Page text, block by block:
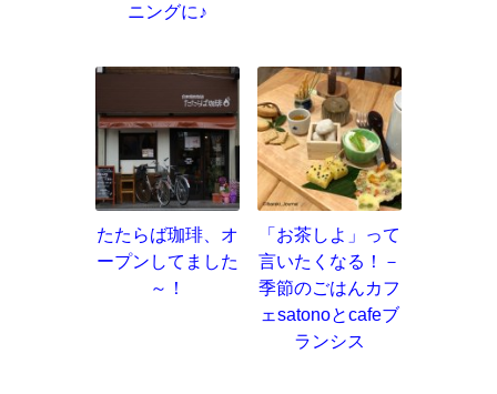
ニングに♪
たたらば珈琲、オ
ープンしてました
～！
「お茶しよ」って
言いたくなる！－
季節のごはんカフ
ェsatonoとcafeブ
ランシス